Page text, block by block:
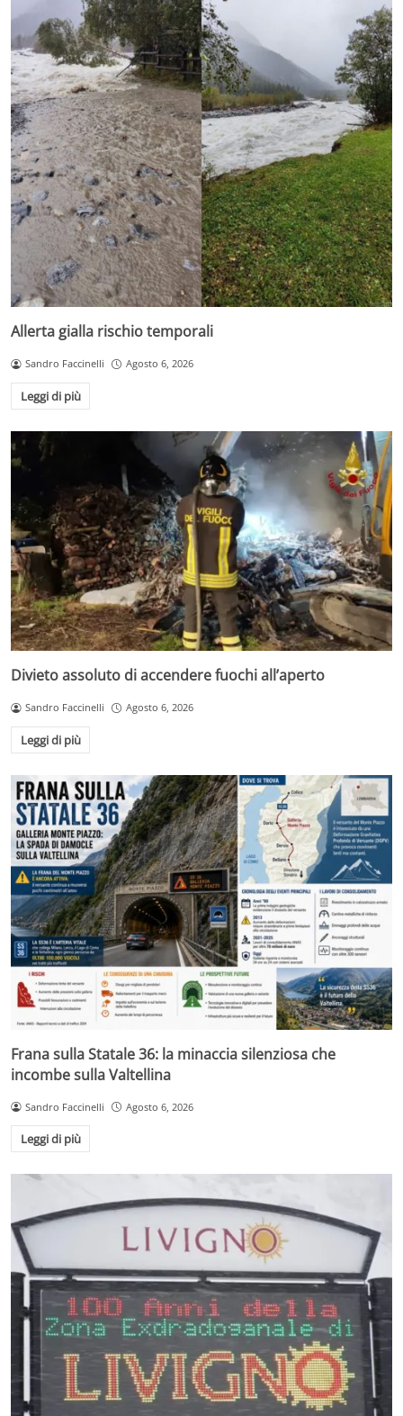
Allerta gialla rischio temporali
Sandro Faccinelli Agosto 6, 2026
Leggi di più
Divieto assoluto di accendere fuochi all’aperto
Sandro Faccinelli Agosto 6, 2026
Leggi di più
Frana sulla Statale 36: la minaccia silenziosa che
incombe sulla Valtellina
Sandro Faccinelli Agosto 6, 2026
Leggi di più